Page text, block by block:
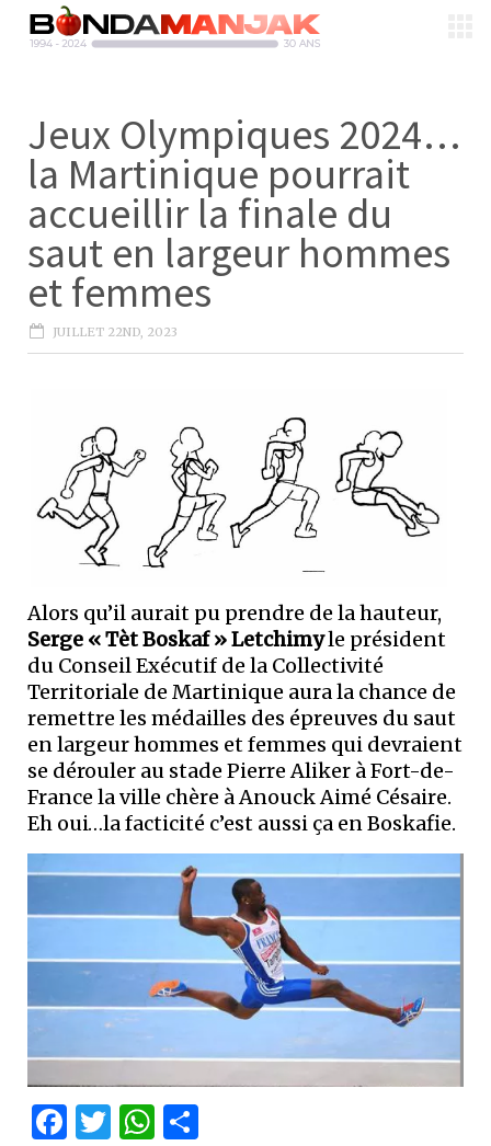
Jeux Olympiques 2024…
la Martinique pourrait
accueillir la finale du
saut en largeur hommes
et femmes
JUILLET 22ND, 2023
Alors qu’il aurait pu prendre de la hauteur,
Serge « Tèt Boskaf » Letchimyle président
du Conseil Exécutif de la Collectivité
Territoriale de Martinique aura la chance de
remettre les médailles des épreuves du saut
en largeur hommes et femmes qui devraient
se dérouler au stade Pierre Aliker à Fort-de-
France la ville chère à Anouck Aimé Césaire.
Eh oui…la facticité c’est aussi ça en Boskafie.
Facebook
Twitter
WhatsApp